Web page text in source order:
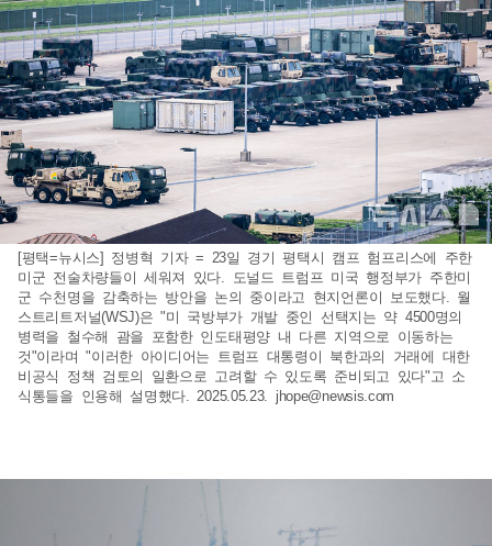
[평택=뉴시스] 정병혁 기자 = 23일 경기 평택시 캠프 험프리스에 주한
미군 전술차량들이 세워져 있다. 도널드 트럼프 미국 행정부가 주한미
군 수천명을 감축하는 방안을 논의 중이라고 현지언론이 보도했다. 월
스트리트저널(WSJ)은 "미 국방부가 개발 중인 선택지는 약 4500명의
병력을 철수해 괌을 포함한 인도태평양 내 다른 지역으로 이동하는
것"이라며 "이러한 아이디어는 트럼프 대통령이 북한과의 거래에 대한
비공식 정책 검토의 일환으로 고려할 수 있도록 준비되고 있다"고 소
식통들을 인용해 설명했다. 2025.05.23. jhope@newsis.com